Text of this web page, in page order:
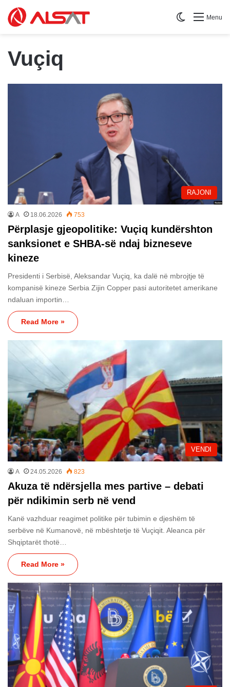
Menu
Switch skin
Vuçiq
RAJONI
A 18.06.2026 753
Përplasje gjeopolitike: Vuçiq kundërshton
sanksionet e SHBA-së ndaj bizneseve
kineze
Presidenti i Serbisë, Aleksandar Vuçiq, ka dalë në mbrojtje të
kompanisë kineze Serbia Zijin Copper pasi autoritetet amerikane
ndaluan importin…
Read More »
VENDI
A 24.05.2026 823
Akuza të ndërsjella mes partive – debati
për ndikimin serb në vend
Kanë vazhduar reagimet politike për tubimin e djeshëm të
serbëve në Kumanovë, në mbështetje të Vuçiqit. Aleanca për
Shqiptarët thotë…
Read More »